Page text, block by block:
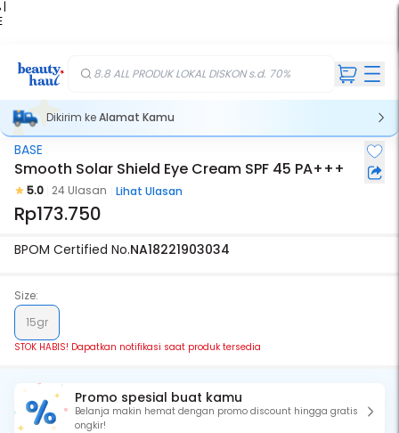
|
8.8 ALL PRODUK LOKAL DISKON s.d. 70%
Dikirim keAlamat Kamu
Stok Habis
BASE
Smooth Solar Shield Eye Cream SPF 45 PA+++
5.0 24 Ulasan Lihat Ulasan
Rp173.750
BPOM Certified No.NA18221903034
Size:
15gr
STOK HABIS! Dapatkan notifikasi saat produk tersedia
Promo spesial buat kamu
Belanja makin hemat dengan promo discount hingga gratis
ongkir!